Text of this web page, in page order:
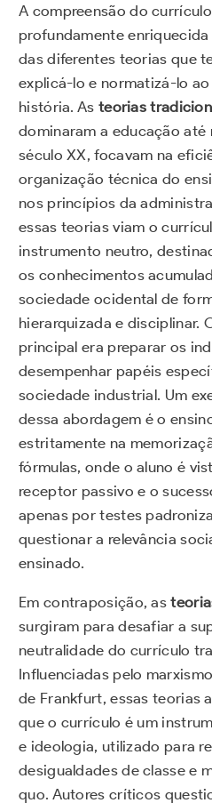
A compreensão do
profundamente
das diferentes teorias que
explicá-lo e normatizá-lo
história. As teorias
dominaram a educação até
século XX, focavam na
organização técnica do
nos princípios da
essas teorias viam o
instrumento neutro,
os conhecimentos
sociedade ocidental de
hierarquizada e disciplinar.
principal era preparar os
desempenhar papéis
sociedade industrial. Um
dessa abordagem é o
estritamente na
fórmulas, onde o aluno é
receptor passivo e o
apenas por testes
questionar a relevância
ensinado.
Em contraposição, as
surgiram para desafiar a
neutralidade do currículo
Influenciadas pelo
de Frankfurt, essas teorias
que o currículo é um
e ideologia, utilizado para
desigualdades de classe e
quo. Autores críticos